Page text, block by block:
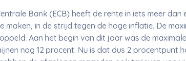
Bank (ECB) heeft de rente in iets meer
maken, in de strijd tegen de hoge inflatie. De
Aan het begin van dit jaar was de
nog 12 procent. Nu is dat dus 2 procentpunt